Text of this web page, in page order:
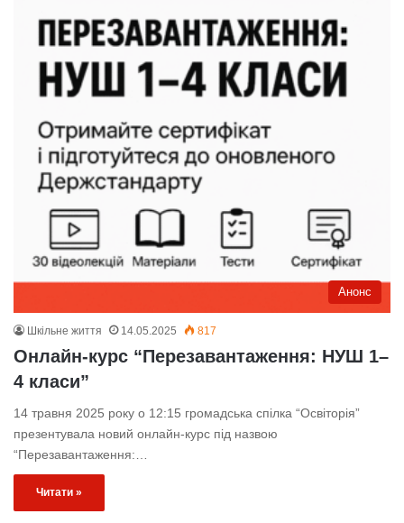
Анонс
Шкільне життя 14.05.2025 817
Онлайн-курс “Перезавантаження: НУШ 1–
4 класи”
14 травня 2025 року о 12:15 громадська спілка “Освіторія”
презентувала новий онлайн-курс під назвою
“Перезавантаження:…
Читати »